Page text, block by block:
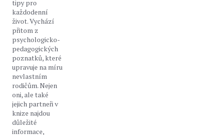
tipy pro
každodenní
život. Vychází
přitom z
psychologicko-
pedagogických
poznatků, které
upravuje na míru
nevlastním
rodičům. Nejen
oni, ale také
jejich partneři v
knize najdou
důležité
informace,